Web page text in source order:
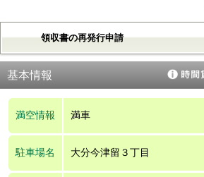
領収書の再発行申請
基本情報
満空情報 満車
駐車場名 大分今津留３丁目